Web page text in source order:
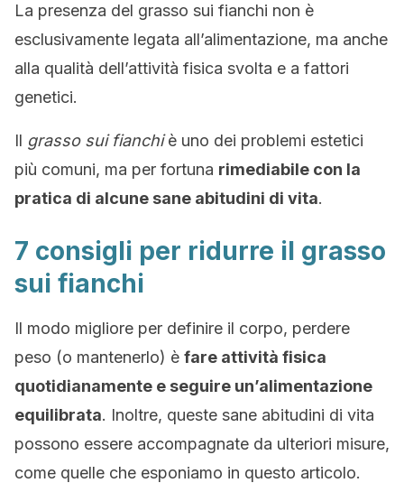
La presenza del grasso sui fianchi non è
esclusivamente legata all’alimentazione, ma anche
alla qualità dell’attività fisica svolta e a fattori
genetici.
Il grasso sui fianchiè uno dei problemi estetici
più comuni, ma per fortuna rimediabile con la
pratica di alcune sane abitudini di vita.
7 consigli per ridurre il grasso
sui fianchi
Il modo migliore per definire il corpo, perdere
peso (o mantenerlo) è fare attività fisica
quotidianamente e seguire un’alimentazione
equilibrata. Inoltre, queste sane abitudini di vita
possono essere accompagnate da ulteriori misure,
come quelle che esponiamo in questo articolo.